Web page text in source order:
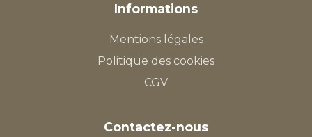
Informations
Mentions légales
Politique des cookies
CGV
Contactez-nous